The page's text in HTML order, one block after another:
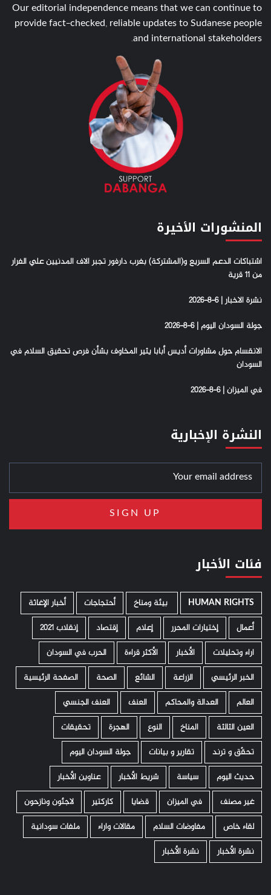
Our editorial independence means that we can continue to
provide fact-checked, reliable updates to Sudanese people
and international stakeholders.
المنشورات الأخيرة
اشتباكات الدعم السريع و(المشتركة) بغرب دارفور تجبر الاف المدنيين علي الفرار
من 11 قرية
نشرة الاخبار | 6-8-2026
جولة السودان اليوم | 6-8-2026
الانقسام حول مشاورات أديس أبابا يثير المخاوف بشأن فرص تحقيق السلام في
السودان
في الميزان | 6-8-2026
النشرة الإخبارية
فئات الأخبار
HUMAN RIGHTS ­ بيئة ومناخ أحتجاجات
أخبار الإغاثة
أعمال
إختيارات المحرر إعلام إقتصاد
إنقلاب 2021
اراء وتحليلات
الأخبار الأكثر قراءة
الحرب في السودان
الخبر الرئيسي
الزراعة الشائع الصحة
الصفحة الرئيسية
العالم
العدالة والمحاكم العنف
العنف الجنسي
العين الثالثة
المناخ النوع الهجرة
تحقيقات
تحقّق و ترند
تقارير و بيانات
جولة السودان اليوم
حديث اليوم
سياسة شريط الأخبار
عناوين الأخبار
غير مصنف
في الميزان قضايا كاركتير
لاجئون ونازحون
لقاء خاص
مفاوضات السلام مقالات واراء
ملفات سودانية
نشرة الأخبار
نشرة الأخبار